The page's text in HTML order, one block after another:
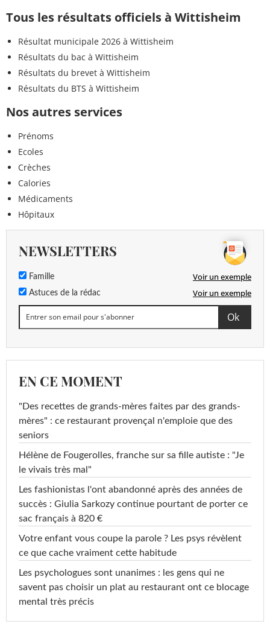
Tous les résultats officiels à Wittisheim
Résultat municipale 2026 à Wittisheim
Résultats du bac à Wittisheim
Résultats du brevet à Wittisheim
Résultats du BTS à Wittisheim
Nos autres services
Prénoms
Ecoles
Crèches
Calories
Médicaments
Hôpitaux
NEWSLETTERS
Famille Voir un exemple
Astuces de la rédac Voir un exemple
EN CE MOMENT
"Des recettes de grands-mères faites par des grands-
mères" : ce restaurant provençal n'emploie que des
seniors
Hélène de Fougerolles, franche sur sa fille autiste : "Je
le vivais très mal"
Les fashionistas l'ont abandonné après des années de
succès : Giulia Sarkozy continue pourtant de porter ce
sac français à 820 €
Votre enfant vous coupe la parole ? Les psys révèlent
ce que cache vraiment cette habitude
Les psychologues sont unanimes : les gens qui ne
savent pas choisir un plat au restaurant ont ce blocage
mental très précis